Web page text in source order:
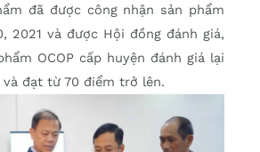
đã được công nhận sản phẩm
2021 và được Hội đồng đánh giá,
OCOP cấp huyện đánh giá lại
đạt từ 70 điểm trở lên.